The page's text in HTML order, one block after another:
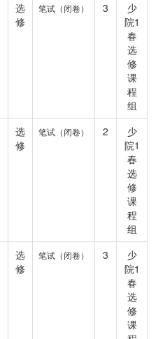
选
修
笔试（闭卷） 3
少
院1
春
选
修
课
程
组
选
修
笔试（闭卷） 2
少
院1
春
选
修
课
程
组
选
修
笔试（闭卷） 3
少
院1
春
选
修
课